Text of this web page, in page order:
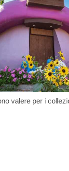
valere per i